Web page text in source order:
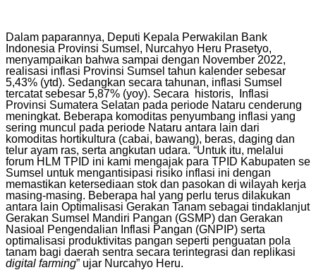
Dalam paparannya, Deputi Kepala Perwakilan Bank
Indonesia Provinsi Sumsel, Nurcahyo Heru Prasetyo,
menyampaikan bahwa sampai dengan November 2022,
realisasi inflasi Provinsi Sumsel tahun kalender sebesar
5,43% (ytd). Sedangkan secara tahunan, inflasi Sumsel
tercatat sebesar 5,87% (yoy). Secara historis, Inflasi
Provinsi Sumatera Selatan pada periode Nataru cenderung
meningkat. Beberapa komoditas penyumbang inflasi yang
sering muncul pada periode Nataru antara lain dari
komoditas hortikultura (cabai, bawang), beras, daging dan
telur ayam ras, serta angkutan udara. “Untuk itu, melalui
forum HLM TPID ini kami mengajak para TPID Kabupaten se
Sumsel untuk mengantisipasi risiko inflasi ini dengan
memastikan ketersediaan stok dan pasokan di wilayah kerja
masing-masing. Beberapa hal yang perlu terus dilakukan
antara lain Optimalisasi Gerakan Tanam sebagai tindaklanjut
Gerakan Sumsel Mandiri Pangan (GSMP) dan Gerakan
Nasioal Pengendalian Inflasi Pangan (GNPIP) serta
optimalisasi produktivitas pangan seperti penguatan pola
tanam bagi daerah sentra secara terintegrasi dan replikasi
digital farming” ujar Nurcahyo Heru.